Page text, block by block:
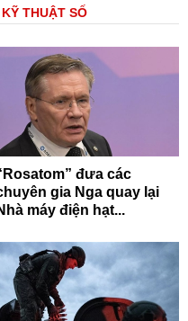
THUẬT SỐ
đưa các
gia Nga quay lại
máy điện hạt...